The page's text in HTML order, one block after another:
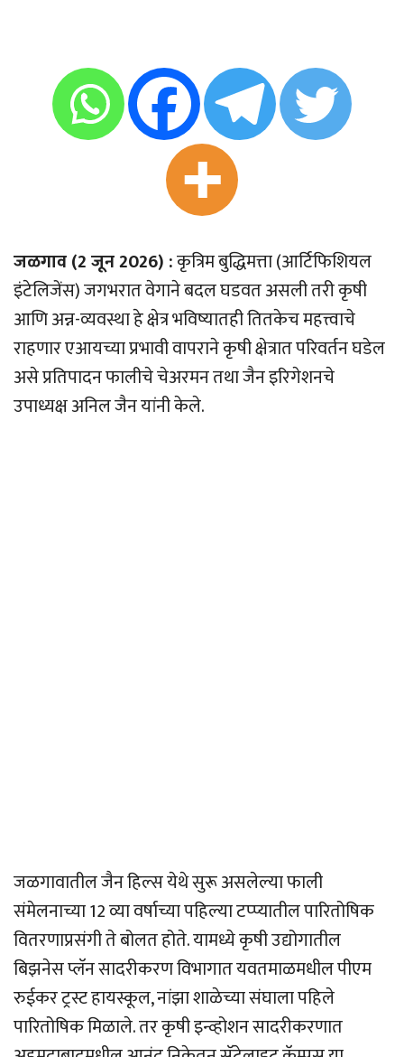
जळगाव (2 जून 2026) :कृत्रिम बुद्धिमत्ता (आर्टिफिशियल
इंटेलिजेंस) जगभरात वेगाने बदल घडवत असली तरी कृषी
आणि अन्न-व्यवस्था हे क्षेत्र भविष्यातही तितकेच महत्त्वाचे
राहणार एआयच्या प्रभावी वापराने कृषी क्षेत्रात परिवर्तन घडेल
असे प्रतिपादन फालीचे चेअरमन तथा जैन इरिगेशनचे
उपाध्यक्ष अनिल जैन यांनी केले.
जळगावातील जैन हिल्स येथे सुरू असलेल्या फाली
संमेलनाच्या 12 व्या वर्षाच्या पहिल्या टप्प्यातील पारितोषिक
वितरणाप्रसंगी ते बोलत होते. यामध्ये कृषी उद्योगातील
बिझनेस प्लॅन सादरीकरण विभागात यवतमाळमधील पीएम
रुईकर ट्रस्ट हायस्कूल, नांझा शाळेच्या संघाला पहिले
पारितोषिक मिळाले. तर कृषी इन्व्होशन सादरीकरणात